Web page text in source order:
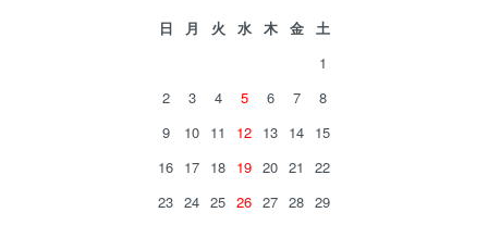
日 月 火 水 木 金
土
1
2
3 4 5 6 7
8
9
10 11 12 13 14 15
16 17 18 19 20 21
22
23 24 25 26 27 28 29